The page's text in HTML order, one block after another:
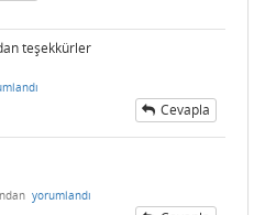
teşekkürler
Cevapla
yorumlandı